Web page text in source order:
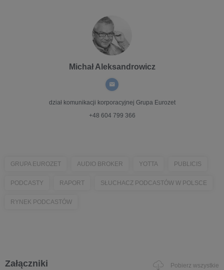
Michał Aleksandrowicz
dział komunikacji korporacyjnej Grupa Eurozet
+48 604 799 366
GRUPA EUROZET AUDIO BROKER YOTTA PUBLICIS
PODCASTY RAPORT SŁUCHACZ PODCASTÓW W POLSCE
RYNEK PODCASTÓW
Załączniki Pobierz wszystkie